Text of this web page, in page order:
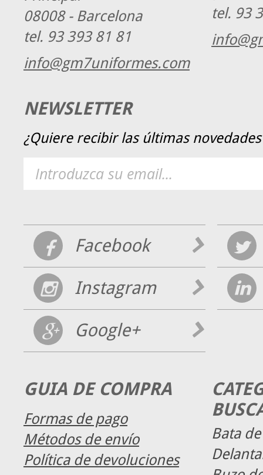
tel. 93
08008 - Barcelona
tel. 93 393 81 81
info@gm7uniformes.com
NEWSLETTER
¿Quiere recibir las últimas
Facebook
Instagram
Google+
GUIA DE COMPRA
Formas de pago
Métodos de envío
Política de devoluciones
Bata